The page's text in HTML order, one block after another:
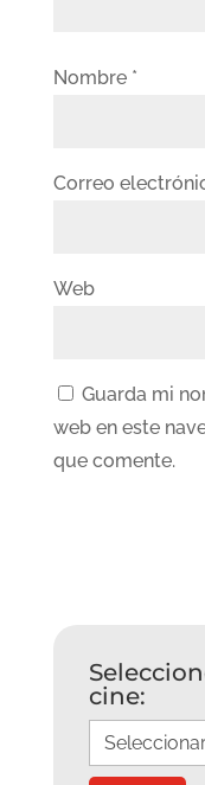
Nombre *
Correo
Web
Guarda mi
web en este
que comente.
cine: